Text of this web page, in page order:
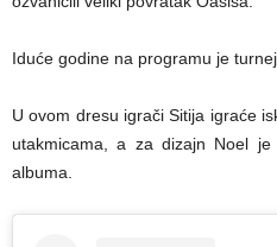
Iduće godine na programu je
U ovom dresu igrači Sitija igraće
utakmicama, a za dizajn Noel
albuma.